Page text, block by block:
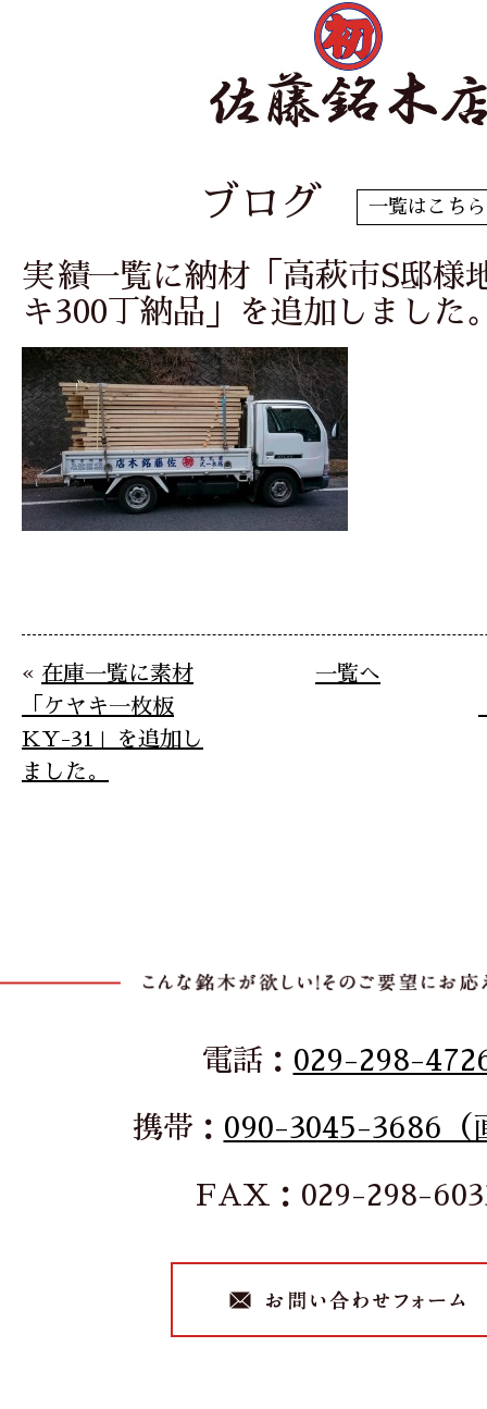
ブログ 一覧はこちら
実績一覧に納材「高萩市S邸様
キ300丁納品」を追加しました
« 在庫一覧に素材
「ケヤキ一枚板
KY-31」を追加し
ました。
一覧へ
電話： 029-298-
携帯： 090-3045-3686（
FAX：029-298-